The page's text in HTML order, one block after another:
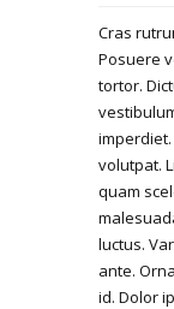
Cras
Posuere
tortor.
volutpat.
quam
luctus.
ante.
id. Dolor